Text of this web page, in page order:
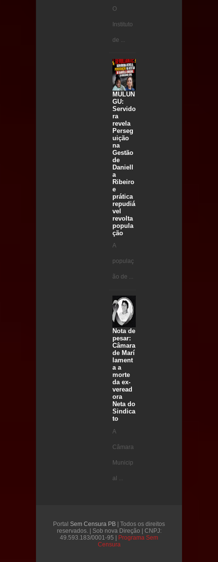
O
Instituto
de ...
MULUN
GU:
Servido
ra
revela
Perseg
uição
na
Gestão
de
Daniell
a
Ribeiro
e
prática
repudiá
vel
revolta
popula
ção
A
populaç
ão de ...
Nota de
pesar:
Câmara
de Marí
lament
a a
morte
da ex-
veread
ora
Neta do
Sindica
to
A
Câmara
Municip
al ...
Portal Sem Censura PB | Todos os direitos
reservados. | Sob nova Direção | CNPJ:
49.593.183/0001-95 | Programa Sem
Censura